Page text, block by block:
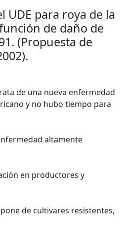
UDE para roya de la
de daño de
(Propuesta de
de una nueva enfermedad
y no hubo tiempo para
altamente
en productores y
de cultivares resistentes,